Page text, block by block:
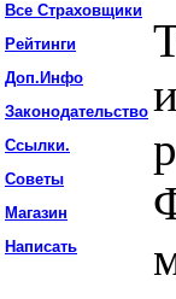
Все Страховщики
Рейтинги
Доп.Инфо
Законодательство
Ссылки.
Советы
Магазин
Написать